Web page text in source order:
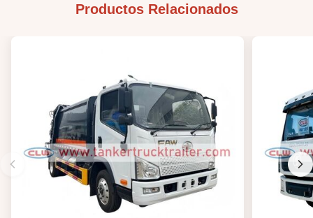
Productos Relacionados